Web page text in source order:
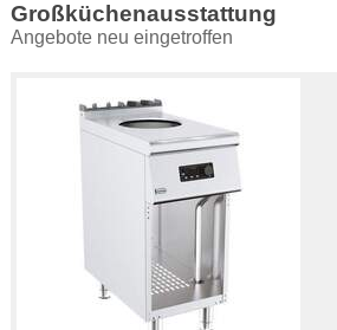
Großküchenausstattung
Angebote neu eingetroffen